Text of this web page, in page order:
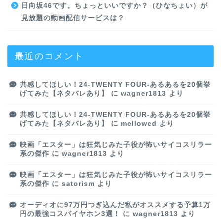
日向坂46です。ちょっといいですか？（ひなちょい）が
見放題の動画配信サービスは？
最近のコメント
共感してほしい！24-TWENTY FOUR-あるあるを20個挙
げてみた【ネタバレあり】
に wagner1813 より
共感してほしい！24-TWENTY FOUR-あるあるを20個挙
げてみた【ネタバレあり】
に mellowed より
映画「エスター」は狂気じみた子役が怖いサイコスリラー
系の傑作 に wagner1813 より
映画「エスター」は狂気じみた子役が怖いサイコスリラー
系の傑作 に satorism より
オーディオに97万円つぎ込んだ私がオススメする予算1万
円の最強コスパイヤホン3選！
に wagner1813 より